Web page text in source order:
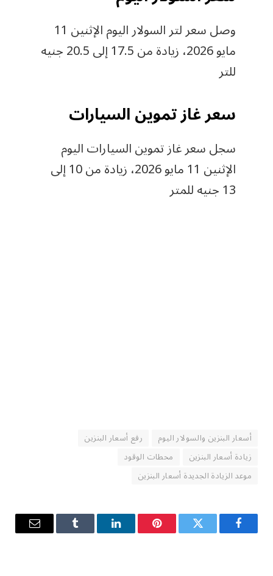
وصل سعر لتر السولار اليوم الإثنين 11
مايو 2026، زيادة من 17.5 إلى 20.5 جنيه
للتر
سعر غاز تموين السيارات
سجل سعر غاز تموين السيارات اليوم
الإثنين 11 مايو 2026، زيادة من 10 إلى
13 جنيه للمتر
أسعار البنزين والسولار اليوم
رفع أسعار البنزين
زيادة أسعار البنزين
محطات الوقود
موعد الزيادة الجديدة أسعار البنزين
فيسبوك تويتر بينتيريستلينكدإن Tumblr
البريد